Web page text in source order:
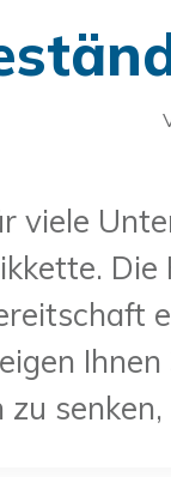
viele
zu